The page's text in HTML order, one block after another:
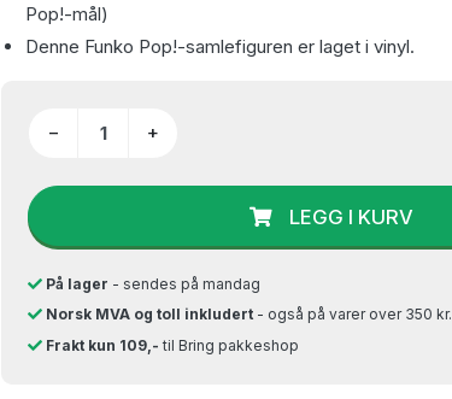
Pop!-mål)
Denne Funko Pop!-samlefiguren er laget i vinyl.
− +
LEGG I KURV
På lager - sendes på mandag
Norsk MVA og toll inkludert - også på varer over 350 kr.
Frakt kun 109,- til Bring pakkeshop